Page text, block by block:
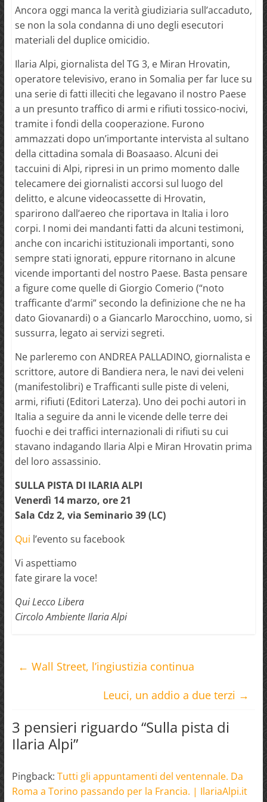
Ancora oggi manca la verità giudiziaria sull’accaduto,
se non la sola condanna di uno degli esecutori
materiali del duplice omicidio.
Ilaria Alpi, giornalista del TG 3, e Miran Hrovatin,
operatore televisivo, erano in Somalia per far luce su
una serie di fatti illeciti che legavano il nostro Paese
a un presunto traffico di armi e rifiuti tossico-nocivi,
tramite i fondi della cooperazione. Furono
ammazzati dopo un’importante intervista al sultano
della cittadina somala di Boasaaso. Alcuni dei
taccuini di Alpi, ripresi in un primo momento dalle
telecamere dei giornalisti accorsi sul luogo del
delitto, e alcune videocassette di Hrovatin,
sparirono dall’aereo che riportava in Italia i loro
corpi. I nomi dei mandanti fatti da alcuni testimoni,
anche con incarichi istituzionali importanti, sono
sempre stati ignorati, eppure ritornano in alcune
vicende importanti del nostro Paese. Basta pensare
a figure come quelle di Giorgio Comerio (“noto
trafficante d’armi” secondo la definizione che ne ha
dato Giovanardi) o a Giancarlo Marocchino, uomo, si
sussurra, legato ai servizi segreti.
Ne parleremo con ANDREA PALLADINO, giornalista e
scrittore, autore di Bandiera nera, le navi dei veleni
(manifestolibri) e Trafficanti sulle piste di veleni,
armi, rifiuti (Editori Laterza). Uno dei pochi autori in
Italia a seguire da anni le vicende delle terre dei
fuochi e dei traffici internazionali di rifiuti su cui
stavano indagando Ilaria Alpi e Miran Hrovatin prima
del loro assassinio.
SULLA PISTA DI ILARIA ALPI
Venerdì 14 marzo, ore 21
Sala Cdz 2, via Seminario 39 (LC)
Qui l’evento su facebook
Vi aspettiamo
fate girare la voce!
Qui Lecco Libera
Circolo Ambiente Ilaria Alpi
← Wall Street, l’ingiustizia continua
Leuci, un addio a due terzi →
3 pensieri riguardo “Sulla pista di
Ilaria Alpi”
Pingback: Tutti gli appuntamenti del ventennale. Da
Roma a Torino passando per la Francia. | IlariaAlpi.it